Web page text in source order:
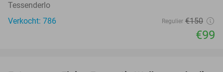
Tessenderlo
Verkocht: 786
Regulier €150
€99